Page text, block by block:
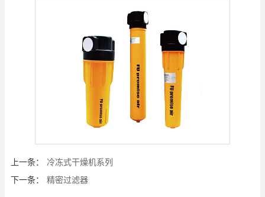
上一条：
冷冻式干燥机系列
下一条：
精密过滤器